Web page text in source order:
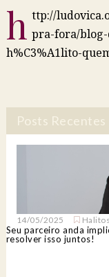
h ttp://
pra-fora/blog-
h%C3%A1lito-
Posts Recentes
14/05/2025
Seu parceiro anda
resolver isso juntos!